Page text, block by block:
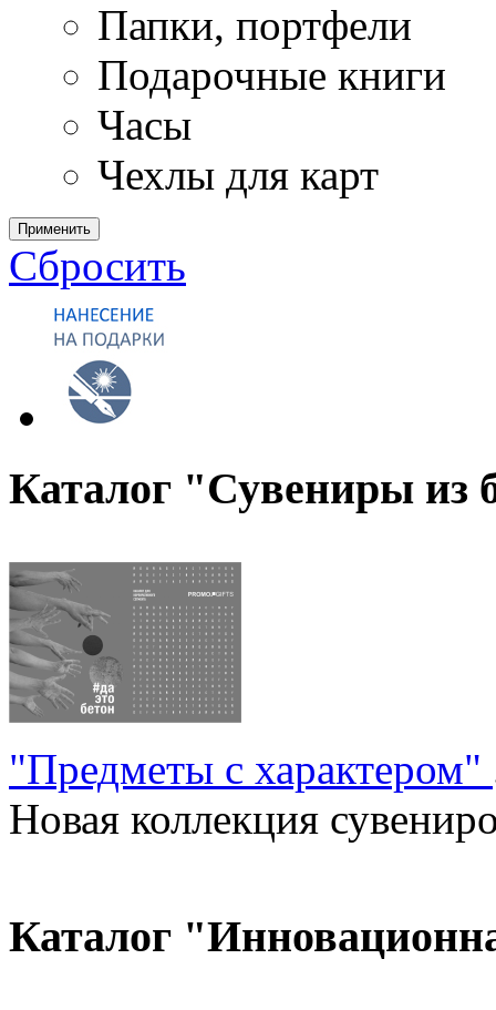
Папки, портфели
Подарочные книги
Часы
Чехлы для карт
Применить
Сбросить
Каталог "Сувениры из
"Предметы с характером"
Новая коллекция
Каталог